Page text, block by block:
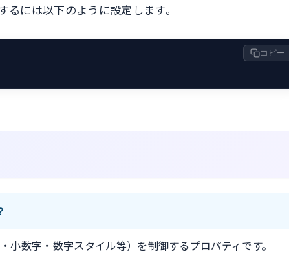
には以下のように設定します。
コピー
数字・数字スタイル等）を制御するプロパティです。